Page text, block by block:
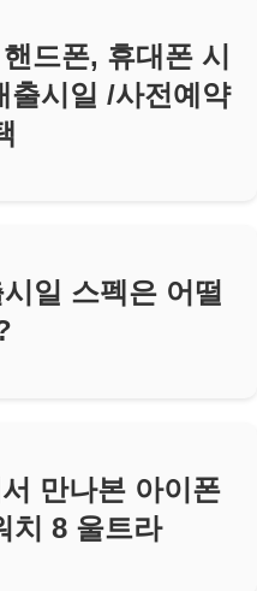
드폰, 휴대폰 시
출시일 /사전예약
일 스펙은 어떨
만나본 아이폰
치 8 울트라